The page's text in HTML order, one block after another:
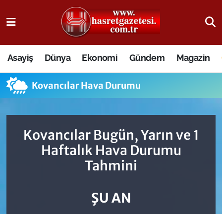
Asayiş Dünya Ekonomi Gündem Magazin
Kovancılar Hava Durumu
Kovancılar Bugün, Yarın ve 1
Haftalık Hava Durumu
Tahmini
ŞU AN
Osmaniye Nöbetçi Eczaneler
Osmaniye Hava Durumu
Osmaniye Trafik Yoğunluk Haritası
Süper Lig Puan Durumu ve Fikstür
Tüm Manşetler
Son Dakika Haberleri